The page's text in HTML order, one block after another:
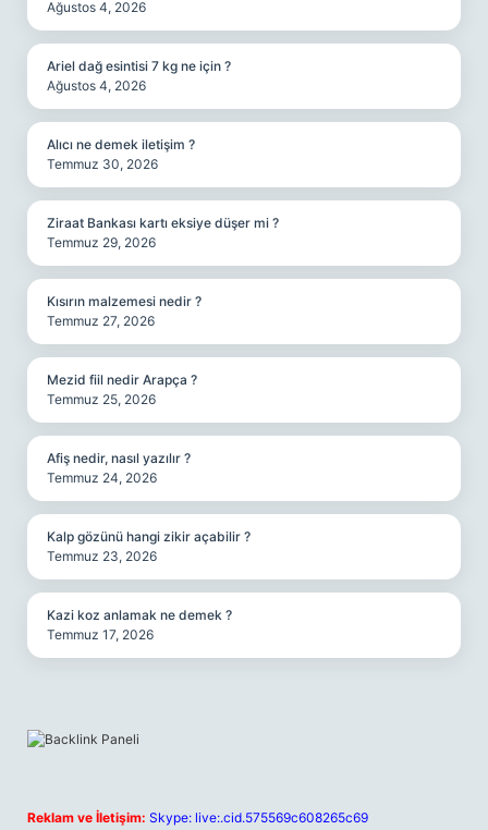
Ağustos 4, 2026
Ariel dağ esintisi 7 kg ne için ?
Ağustos 4, 2026
Alıcı ne demek iletişim ?
Temmuz 30, 2026
Ziraat Bankası kartı eksiye düşer mi ?
Temmuz 29, 2026
Kısırın malzemesi nedir ?
Temmuz 27, 2026
Mezid fiil nedir Arapça ?
Temmuz 25, 2026
Afiş nedir, nasıl yazılır ?
Temmuz 24, 2026
Kalp gözünü hangi zikir açabilir ?
Temmuz 23, 2026
Kazi koz anlamak ne demek ?
Temmuz 17, 2026
Reklam ve İletişim: Skype: live:.cid.575569c608265c69